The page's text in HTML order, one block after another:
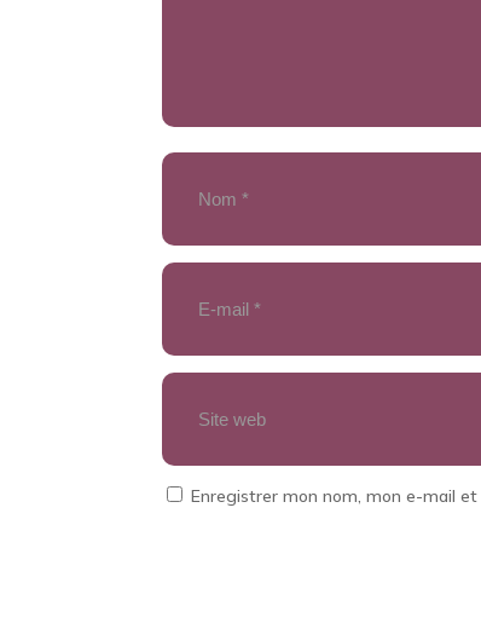
Enregistrer mon nom, mon e-mail